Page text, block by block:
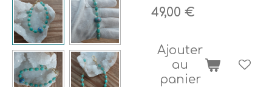
49,00 €
Ajouter
au
panier